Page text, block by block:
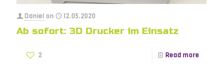
Daniel on 12.05.2020
Ab sofort: 3D Drucker im Einsatz
2 Read more